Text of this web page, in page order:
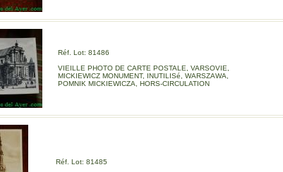
Réf. Lot: 81486
VIEILLE PHOTO DE CARTE POSTALE, VARSOVIE,
MICKIEWICZ MONUMENT, INUTILISé, WARSZAWA,
POMNIK MICKIEWICZA, HORS-CIRCULATION
Réf. Lot: 81485